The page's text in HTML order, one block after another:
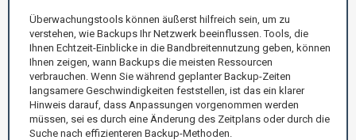
Überwachungstools können äußerst hilfreich sein, um zu
verstehen, wie Backups Ihr Netzwerk beeinflussen. Tools, die
Ihnen Echtzeit-Einblicke in die Bandbreitennutzung geben, können
Ihnen zeigen, wann Backups die meisten Ressourcen
verbrauchen. Wenn Sie während geplanter Backup-Zeiten
langsamere Geschwindigkeiten feststellen, ist das ein klarer
Hinweis darauf, dass Anpassungen vorgenommen werden
müssen, sei es durch eine Änderung des Zeitplans oder durch die
Suche nach effizienteren Backup-Methoden.